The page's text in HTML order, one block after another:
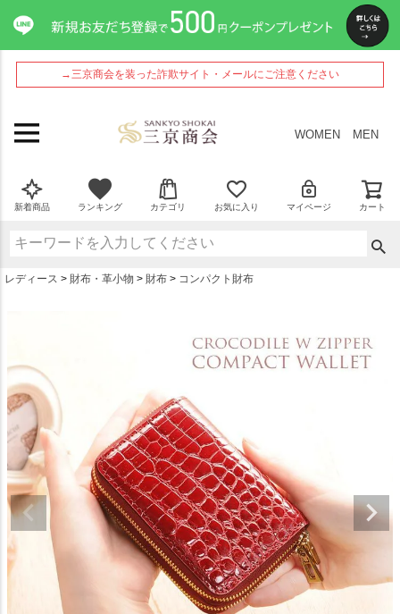
→三京商会を装った詐欺サイト・メールにご注意ください
WOMEN MEN
新着商品 ランキング カテゴリ お気に入り マイページ カート
レディース 財布・革小物 財布 コンパクト財布
ペー
ジト
ップ
へ